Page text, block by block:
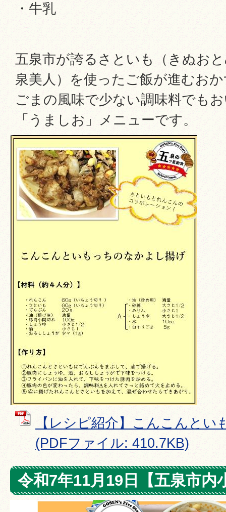
・牛乳
五泉市が誇るさといも（きぬお
泉美人）を使ったご飯が進むお
ごまの風味で少ない調味料でも
「うましお」メニューです。
【レシピ紹介】こんこんと
(PDFファイル: 410.7KB)
令和7年11月19日【五泉市内